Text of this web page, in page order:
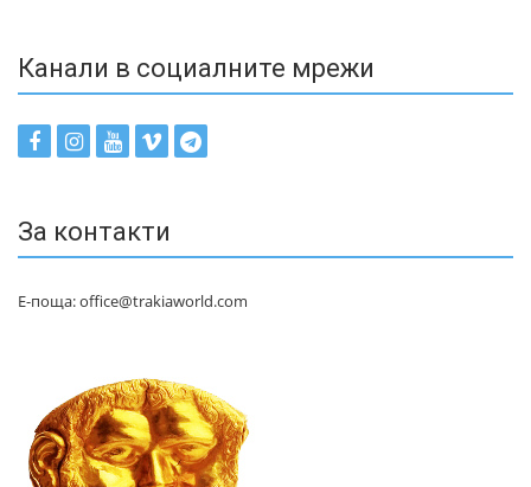
Канали в социалните мрежи
За контакти
Е-поща: office@trakiaworld.com